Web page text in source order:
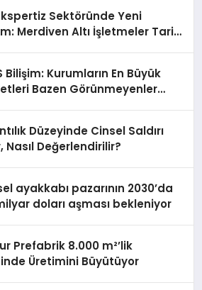
Sektöründe Yeni
Merdiven Altı İşletmeler Tarih
Bilişim: Kurumların En Büyük
Bazen Görünmeyenler
Düzeyinde Cinsel Saldırı
Nasıl Değerlendirilir?
ayakkabı pazarının 2030’da
doları aşması bekleniyor
Prefabrik 8.000 m²’lik
Üretimini Büyütüyor